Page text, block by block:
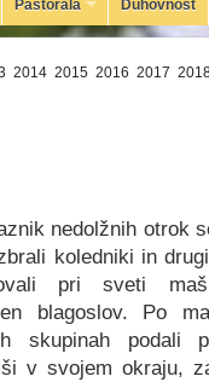
Pastorala Duhovnost
2014 2015 2016 2017
nedolžnih otrok
koledniki in
pri sveti
blagoslov. Po
skupinah podali
v svojem okraju,